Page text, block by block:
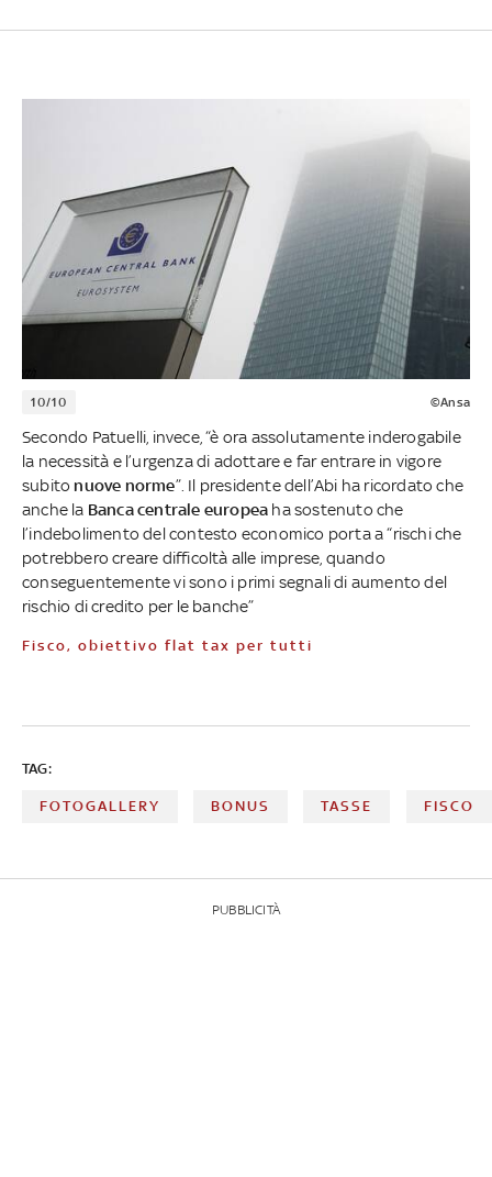
10/10 ©Ansa
Secondo Patuelli, invece, “è ora assolutamente inderogabile
la necessità e l’urgenza di adottare e far entrare in vigore
subito nuove norme”. Il presidente dell’Abi ha ricordato che
anche la Banca centrale europea ha sostenuto che
l’indebolimento del contesto economico porta a “rischi che
potrebbero creare difficoltà alle imprese, quando
conseguentemente vi sono i primi segnali di aumento del
rischio di credito per le banche”
Fisco, obiettivo flat tax per tutti
TAG:
FOTOGALLERY BONUS TASSE FISCO
PUBBLICITÀ